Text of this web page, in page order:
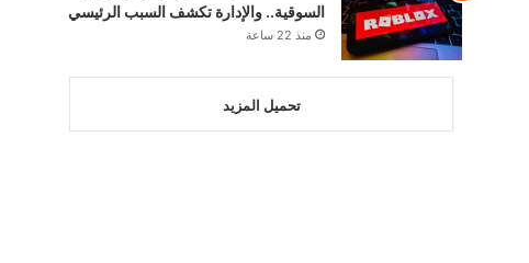
السوقية.. والإدارة تكشف السبب الرئيسي
منذ 22 ساعة
تحميل المزيد